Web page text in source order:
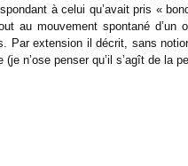
à celui qu’avait pris «
au mouvement spontané d’un
Par extension il décrit, sans
n’ose penser qu’il s’agît de la